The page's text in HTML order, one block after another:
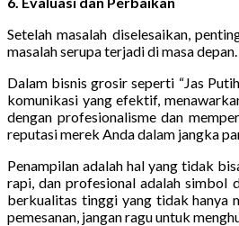
Setelah masalah diselesaikan,
masalah serupa terjadi di masa
Dalam bisnis grosir seperti “Jas
komunikasi yang efektif,
dengan profesionalisme dan
reputasi merek Anda dalam jangka
Penampilan adalah hal yang tidak
rapi, dan profesional adalah simbol
berkualitas tinggi yang tidak hanya
pemesanan, jangan ragu untuk